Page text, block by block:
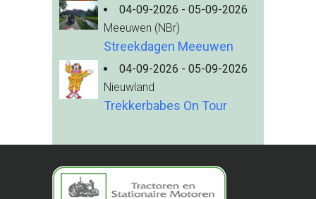
04-09-2026 - 05-09-2026
Meeuwen (NBr)
Streekdagen Meeuwen
04-09-2026 - 05-09-2026
Nieuwland
Trekkerbabes On Tour